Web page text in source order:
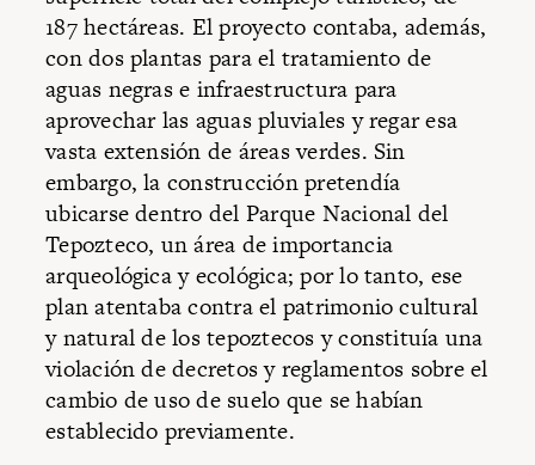
187 hectáreas. El proyecto contaba, además,
con dos plantas para el tratamiento de
aguas negras e infraestructura para
aprovechar las aguas pluviales y regar esa
vasta extensión de áreas verdes. Sin
embargo, la construcción pretendía
ubicarse dentro del Parque Nacional del
Tepozteco, un área de importancia
arqueológica y ecológica; por lo tanto, ese
plan atentaba contra el patrimonio cultural
y natural de los tepoztecos y constituía una
violación de decretos y reglamentos sobre el
cambio de uso de suelo que se habían
establecido previamente.